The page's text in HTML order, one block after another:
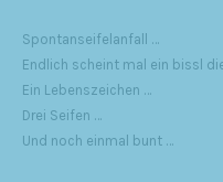
Spontanseifelanfall …
Endlich scheint mal ein bissl
Ein Lebenszeichen …
Drei Seifen …
Und noch einmal bunt …